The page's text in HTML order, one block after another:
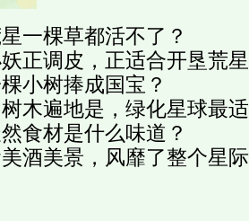
一棵草都活不了？
正调皮，正适合开垦荒
小树捧成国宝？
木遍地是，绿化星球最
食材是什么味道？
酒美景，风靡了整个星